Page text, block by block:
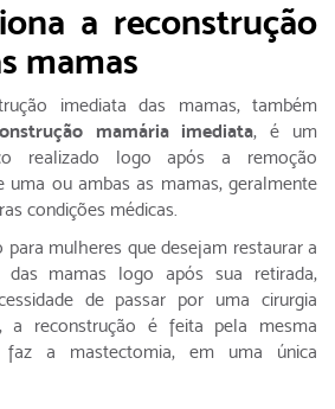
a reconstrução
mamas
imediata das mamas, também
mamária imediata, é um
realizado logo após a remoção
uma ou ambas as mamas, geralmente
condições médicas.
para mulheres que desejam restaurar a
mamas logo após sua retirada,
de passar por uma cirurgia
a reconstrução é feita pela mesma
faz a mastectomia, em uma única